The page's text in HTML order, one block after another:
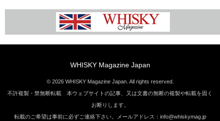
WHISKY Magazine Japan
© 2026 WHISKY Magazine Japan. All rights reserved.
不許複製・禁無断転載 本ウェブサイトの記事、又は文書の無断の複製や転載を固く
お断りします。
転載のご希望は事前に必ずご連絡下さい。メールアドレス：info@whiskymag.jp